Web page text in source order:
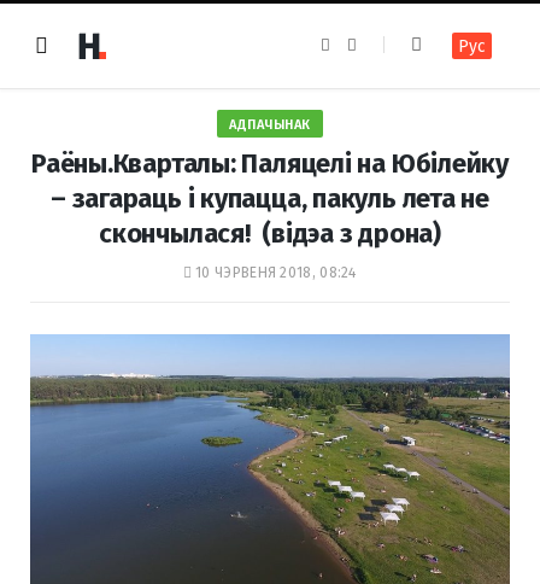
e
k
t
a
m
Рус
АДПАЧЫНАК
Раёны.Кварталы: Паляцелі на Юбілейку
– загараць і купацца, пакуль лета не
скончылася! (відэа з дрона)
10 ЧЭРВЕНЯ 2018, 08:24